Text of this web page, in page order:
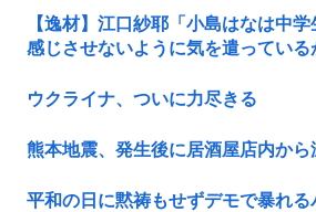
【逸材】江口紗耶「小島はなは中
感じさせないように気を遣っている
ウクライナ、ついに力尽きる
熊本地震、発生後に居酒屋店内か
平和の日に黙祷もせずデモで暴れる